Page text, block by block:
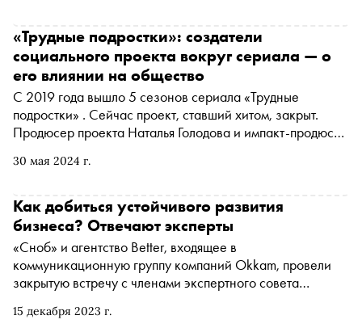
30 мая 2024 г.
«Трудные подростки»: создатели
социального проекта вокруг сериала — о
его влиянии на общество
С 2019 года вышло 5 сезонов сериала «Трудные
подростки» . Сейчас проект, ставший хитом, закрыт.
Продюсер проекта Наталья Голодова и импакт-продюсер
родителям стоит вести себя с проблемными
проблемах в России стоит обратить внимание и куда
подросток может обратиться за помощью в трудный
момент
15 декабря 2023 г.
Как добиться устойчивого развития
бизнеса? Отвечают эксперты
«Сноб» и агентство Better, входящее в
коммуникационную группу компаний Okkam, провели
закрытую встречу с членами экспертного совета
России». В этом году редакция проекта приняла решение